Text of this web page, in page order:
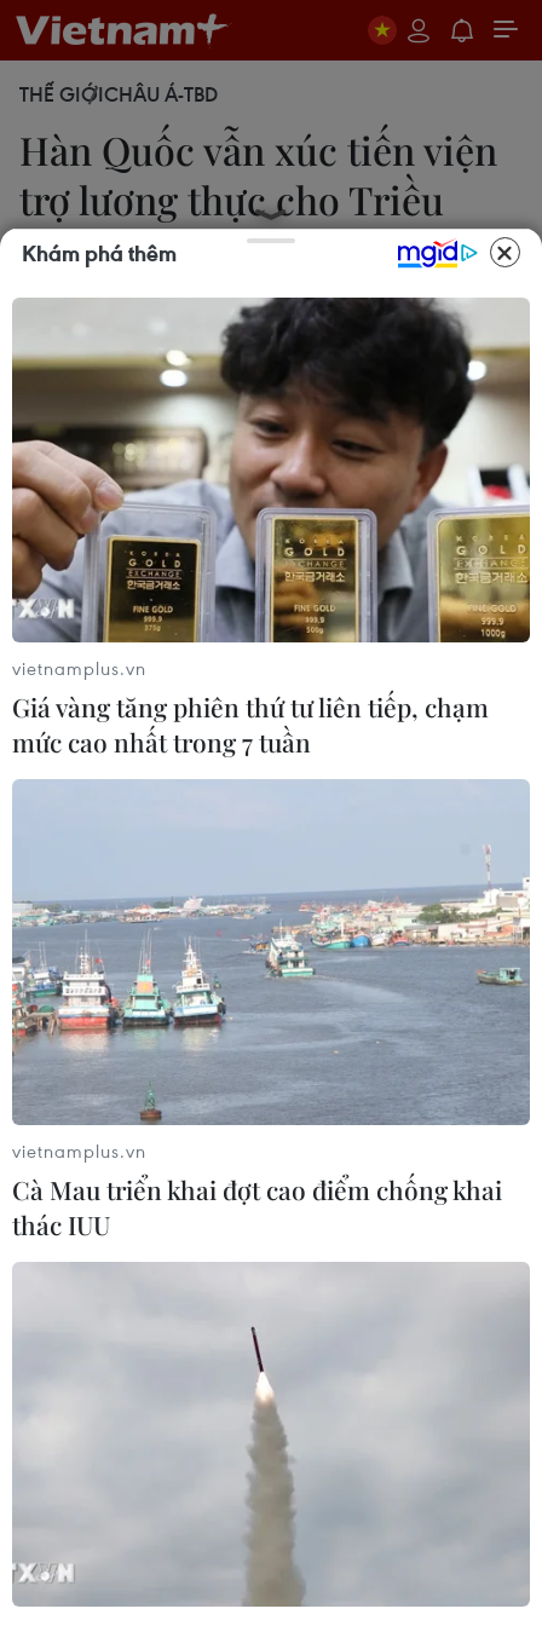
THẾ GIỚICHÂU Á-TBD
Hàn Quốc vẫn xúc tiến viện
trợ lương thực cho Triều
Tiên
17/05/2019 02:20
Người đứng đầu Văn phòng An ninh quốc gia
thuộc Phủ Tổng thống Hàn Quốc, ông Chung Eui-
yong cho biết Seoul sẽ xúc tiến viện trợ lương thực
cho Triều Tiên bất chấp các vụ phóng tên lửa gần
đây.
Đất trồng trọt khô hạn tại Nampho, tỉnh Nam Phyongan, Triều
Tiên. (Nguồn: AFP/TTXVN)
Người đứng đầu Văn phòng An ninh quốc gia
thuộc Phủ Tổng thống Hàn Quốc, ông Chung Eui-
yong ngày 16/5 cho biết Seoul sẽ xúc tiến viện
trợ lương thực cho Triều Tiên bất chấp các vụ
phóng tên lửa gần đây.
Phát biểu với báo giới, ông Chung nhấn mạnh
hành chuẩn bị các biện pháp cụ thể. Chính phủ
sẽ sớm công bố kế hoạch chi tiết viện trợ lương
thực.
[KCNA: Triều Tiên hứng chịu đợt hạn hán
nghiêm trọng nhất trong 37 năm]
Liên quan việc Triều Tiên gần đây phóng thử
tên lửa tầm ngắn vào các ngày 4/5 và 9/5, quan
Khám phá thêm
vietnamplus.vn
Giá vàng tăng phiên thứ tư liên tiếp, chạm
mức cao nhất trong 7 tuần
vietnamplus.vn
Cà Mau triển khai đợt cao điểm chống khai
thác IUU